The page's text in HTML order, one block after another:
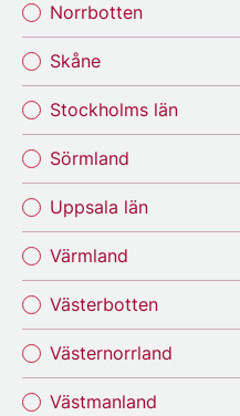
Norrbotten
Skåne
Stockholms län
Sörmland
Uppsala län
Värmland
Västerbotten
Västernorrland
Västmanland